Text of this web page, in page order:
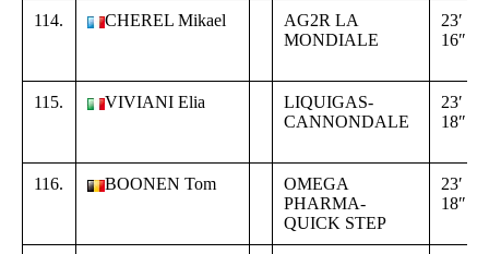
114. CHEREL Mikael
AG2R LA
MONDIALE
23′
16″
115. VIVIANI Elia
LIQUIGAS-
CANNONDALE
23′
18″
116. BOONEN Tom
OMEGA
PHARMA-
QUICK STEP
23′
18″